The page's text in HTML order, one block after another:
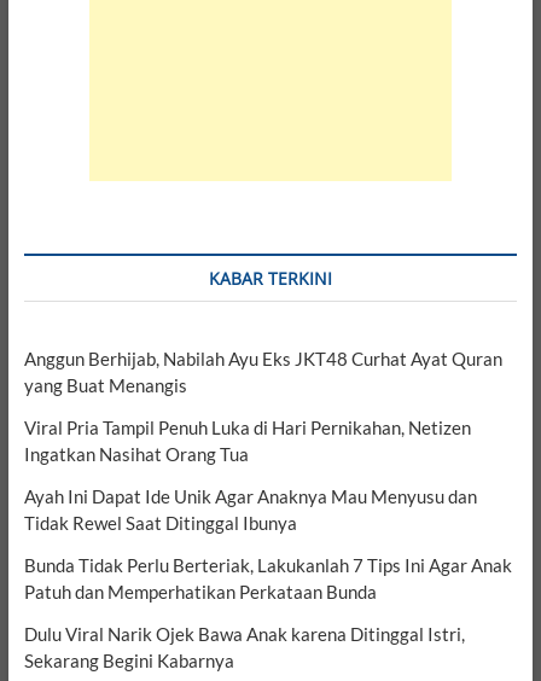
KABAR TERKINI
Anggun Berhijab, Nabilah Ayu Eks JKT48 Curhat Ayat Quran
yang Buat Menangis
Viral Pria Tampil Penuh Luka di Hari Pernikahan, Netizen
Ingatkan Nasihat Orang Tua
Ayah Ini Dapat Ide Unik Agar Anaknya Mau Menyusu dan
Tidak Rewel Saat Ditinggal Ibunya
Bunda Tidak Perlu Berteriak, Lakukanlah 7 Tips Ini Agar Anak
Patuh dan Memperhatikan Perkataan Bunda
Dulu Viral Narik Ojek Bawa Anak karena Ditinggal Istri,
Sekarang Begini Kabarnya